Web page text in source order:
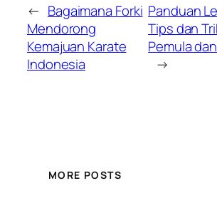
← Bagaimana Forki
Mendorong
Kemajuan Karate
Indonesia
Panduan
Tips dan
Pemula
→
MORE POSTS